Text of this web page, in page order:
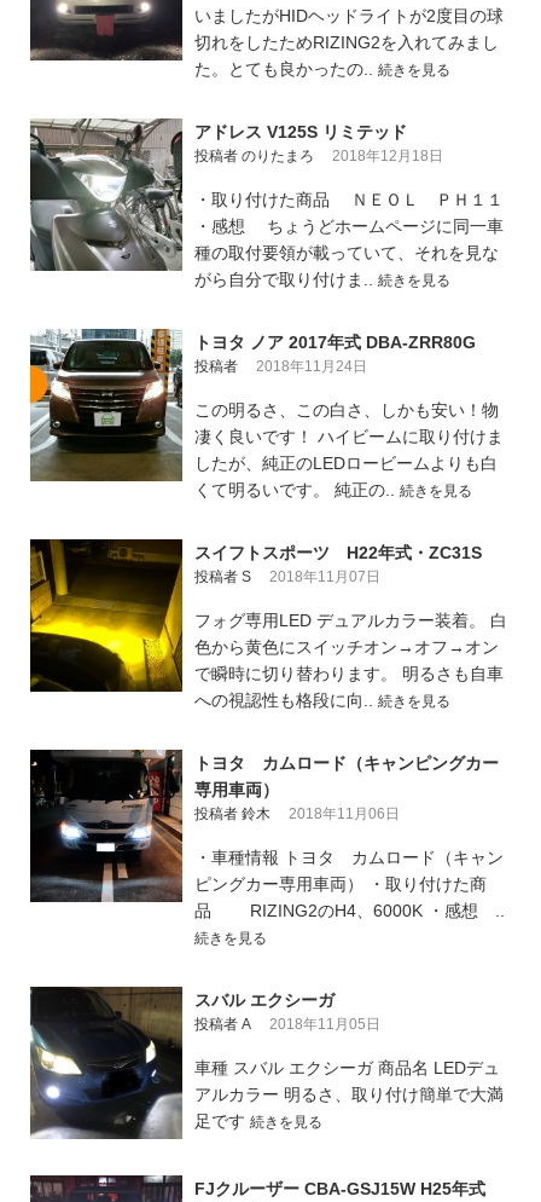
いましたがHIDヘッドライトが2度目の球
切れをしたためRIZING2を入れてみまし
た。とても良かったの.. 続きを見る
アドレス V125S リミテッド
投稿者 のりたまろ 2018年12月18日
・取り付けた商品 ＮＥＯＬ ＰＨ１１
・感想 ちょうどホームページに同一車
種の取付要領が載っていて、それを見な
がら自分で取り付けま.. 続きを見る
トヨタ ノア 2017年式 DBA-ZRR80G
投稿者 2018年11月24日
この明るさ、この白さ、しかも安い！物
凄く良いです！ ハイビームに取り付けま
したが、純正のLEDロービームよりも白
くて明るいです。 純正の.. 続きを見る
スイフトスポーツ H22年式・ZC31S
投稿者 S 2018年11月07日
フォグ専用LED デュアルカラー装着。 白
色から黄色にスイッチオン→オフ→オン
で瞬時に切り替わります。 明るさも自車
への視認性も格段に向.. 続きを見る
トヨタ カムロード（キャンピングカー
専用車両）
投稿者 鈴木 2018年11月06日
・車種情報 トヨタ カムロード（キャン
ピングカー専用車両） ・取り付けた商
品 RIZING2のH4、6000K ・感想 ..
続きを見る
スバル エクシーガ
投稿者 A 2018年11月05日
車種 スバル エクシーガ 商品名 LEDデュ
アルカラー 明るさ、取り付け簡単で大満
足です 続きを見る
FJクルーザー CBA-GSJ15W H25年式